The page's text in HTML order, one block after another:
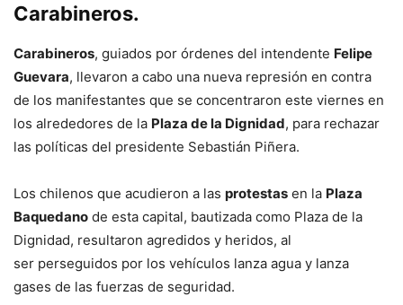
Carabineros.
Carabineros, guiados por órdenes del intendente Felipe
Guevara, llevaron a cabo una nueva represión en contra
de los manifestantes que se concentraron este viernes en
los alrededores de la Plaza de la Dignidad, para rechazar
las políticas del presidente Sebastián Piñera.
Los chilenos que acudieron a las protestas en la Plaza
Baquedano de esta capital, bautizada como Plaza de la
Dignidad, resultaron agredidos y heridos, al
ser perseguidos por los vehículos lanza agua y lanza
gases de las fuerzas de seguridad.